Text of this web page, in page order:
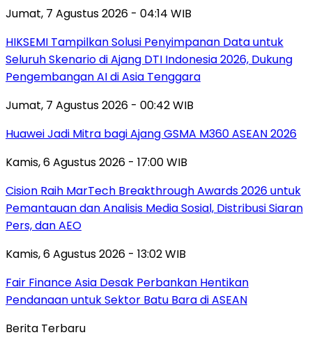
Jumat, 7 Agustus 2026 - 04:14 WIB
HIKSEMI Tampilkan Solusi Penyimpanan Data untuk
Seluruh Skenario di Ajang DTI Indonesia 2026, Dukung
Pengembangan AI di Asia Tenggara
Jumat, 7 Agustus 2026 - 00:42 WIB
Huawei Jadi Mitra bagi Ajang GSMA M360 ASEAN 2026
Kamis, 6 Agustus 2026 - 17:00 WIB
Cision Raih MarTech Breakthrough Awards 2026 untuk
Pemantauan dan Analisis Media Sosial, Distribusi Siaran
Pers, dan AEO
Kamis, 6 Agustus 2026 - 13:02 WIB
Fair Finance Asia Desak Perbankan Hentikan
Pendanaan untuk Sektor Batu Bara di ASEAN
Berita Terbaru